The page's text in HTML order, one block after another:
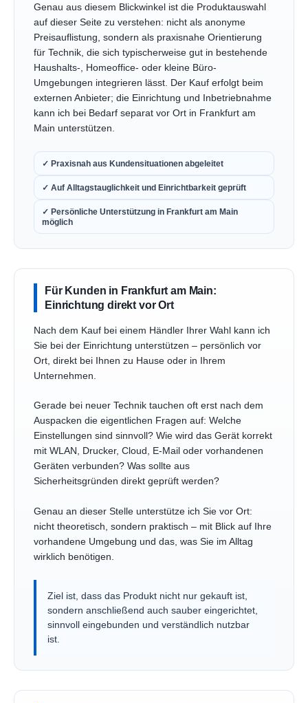
Genau aus diesem Blickwinkel ist die Produktauswahl
auf dieser Seite zu verstehen: nicht als anonyme
Preisauflistung, sondern als praxisnahe Orientierung
für Technik, die sich typischerweise gut in bestehende
Haushalts-, Homeoffice- oder kleine Büro-
Umgebungen integrieren lässt. Der Kauf erfolgt beim
externen Anbieter; die Einrichtung und Inbetriebnahme
kann ich bei Bedarf separat vor Ort in Frankfurt am
Main unterstützen.
✓ Praxisnah aus Kundensituationen abgeleitet
✓ Auf Alltagstauglichkeit und Einrichtbarkeit geprüft
✓ Persönliche Unterstützung in Frankfurt am Main
möglich
Für Kunden in Frankfurt am Main:
Einrichtung direkt vor Ort
Nach dem Kauf bei einem Händler Ihrer Wahl kann ich
Sie bei der Einrichtung unterstützen – persönlich vor
Ort, direkt bei Ihnen zu Hause oder in Ihrem
Unternehmen.
Gerade bei neuer Technik tauchen oft erst nach dem
Auspacken die eigentlichen Fragen auf: Welche
Einstellungen sind sinnvoll? Wie wird das Gerät korrekt
mit WLAN, Drucker, Cloud, E-Mail oder vorhandenen
Geräten verbunden? Was sollte aus
Sicherheitsgründen direkt geprüft werden?
Genau an dieser Stelle unterstütze ich Sie vor Ort:
nicht theoretisch, sondern praktisch – mit Blick auf Ihre
vorhandene Umgebung und das, was Sie im Alltag
wirklich benötigen.
Ziel ist, dass das Produkt nicht nur gekauft ist,
sondern anschließend auch sauber eingerichtet,
sinnvoll eingebunden und verständlich nutzbar
ist.